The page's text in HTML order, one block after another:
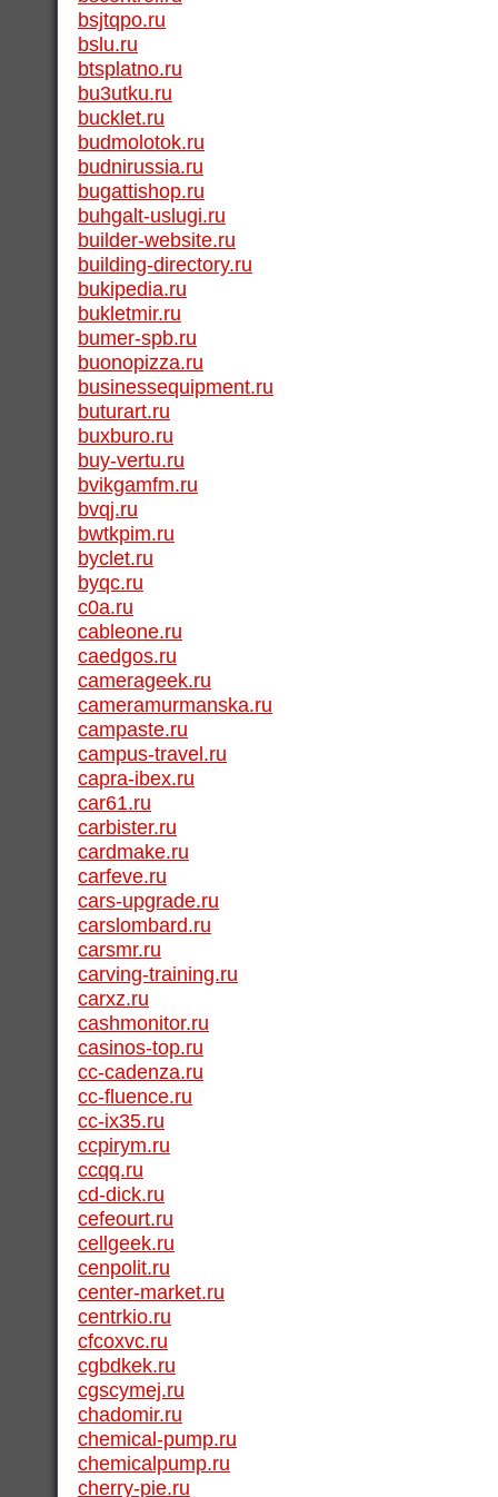
bsjtqpo.ru
bslu.ru
btsplatno.ru
bu3utku.ru
bucklet.ru
budmolotok.ru
budnirussia.ru
bugattishop.ru
buhgalt-uslugi.ru
builder-website.ru
building-directory.ru
bukipedia.ru
bukletmir.ru
bumer-spb.ru
buonopizza.ru
businessequipment.ru
buturart.ru
buxburo.ru
buy-vertu.ru
bvikgamfm.ru
bvqj.ru
bwtkpim.ru
byclet.ru
byqc.ru
c0a.ru
cableone.ru
caedgos.ru
camerageek.ru
cameramurmanska.ru
campaste.ru
campus-travel.ru
capra-ibex.ru
car61.ru
carbister.ru
cardmake.ru
carfeve.ru
cars-upgrade.ru
carslombard.ru
carsmr.ru
carving-training.ru
carxz.ru
cashmonitor.ru
casinos-top.ru
cc-cadenza.ru
cc-fluence.ru
cc-ix35.ru
ccpirym.ru
ccqq.ru
cd-dick.ru
cefeourt.ru
cellgeek.ru
cenpolit.ru
center-market.ru
centrkio.ru
cfcoxvc.ru
cgbdkek.ru
cgscymej.ru
chadomir.ru
chemical-pump.ru
chemicalpump.ru
cherry-pie.ru